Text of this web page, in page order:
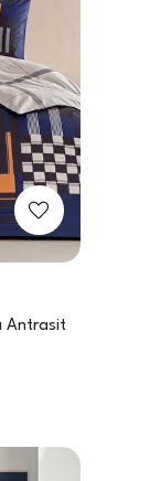
Antrasit